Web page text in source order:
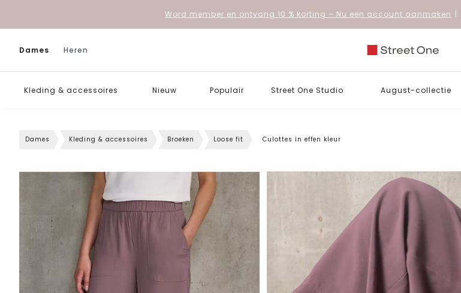
Word member en ontvang 10 % korting – Nu een account aanmaken |
Dames Heren
Kleding & accessoires Nieuw Populair Street One Studio August-collectie
Dames Kleding & accessoires Broeken Loose fit Culottes in effen kleur